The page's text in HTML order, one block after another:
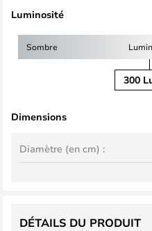
Luminosité
Sombre
300
Dimensions
Diamètre (en cm) :
DÉTAILS DU PRODUIT